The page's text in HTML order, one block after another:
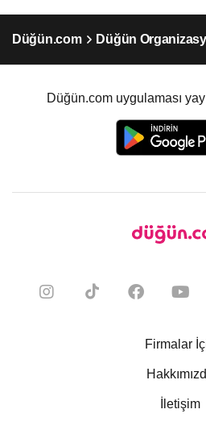
Düğün.com Düğün
Düğün.com uygulaması
Firmalar
İletişim